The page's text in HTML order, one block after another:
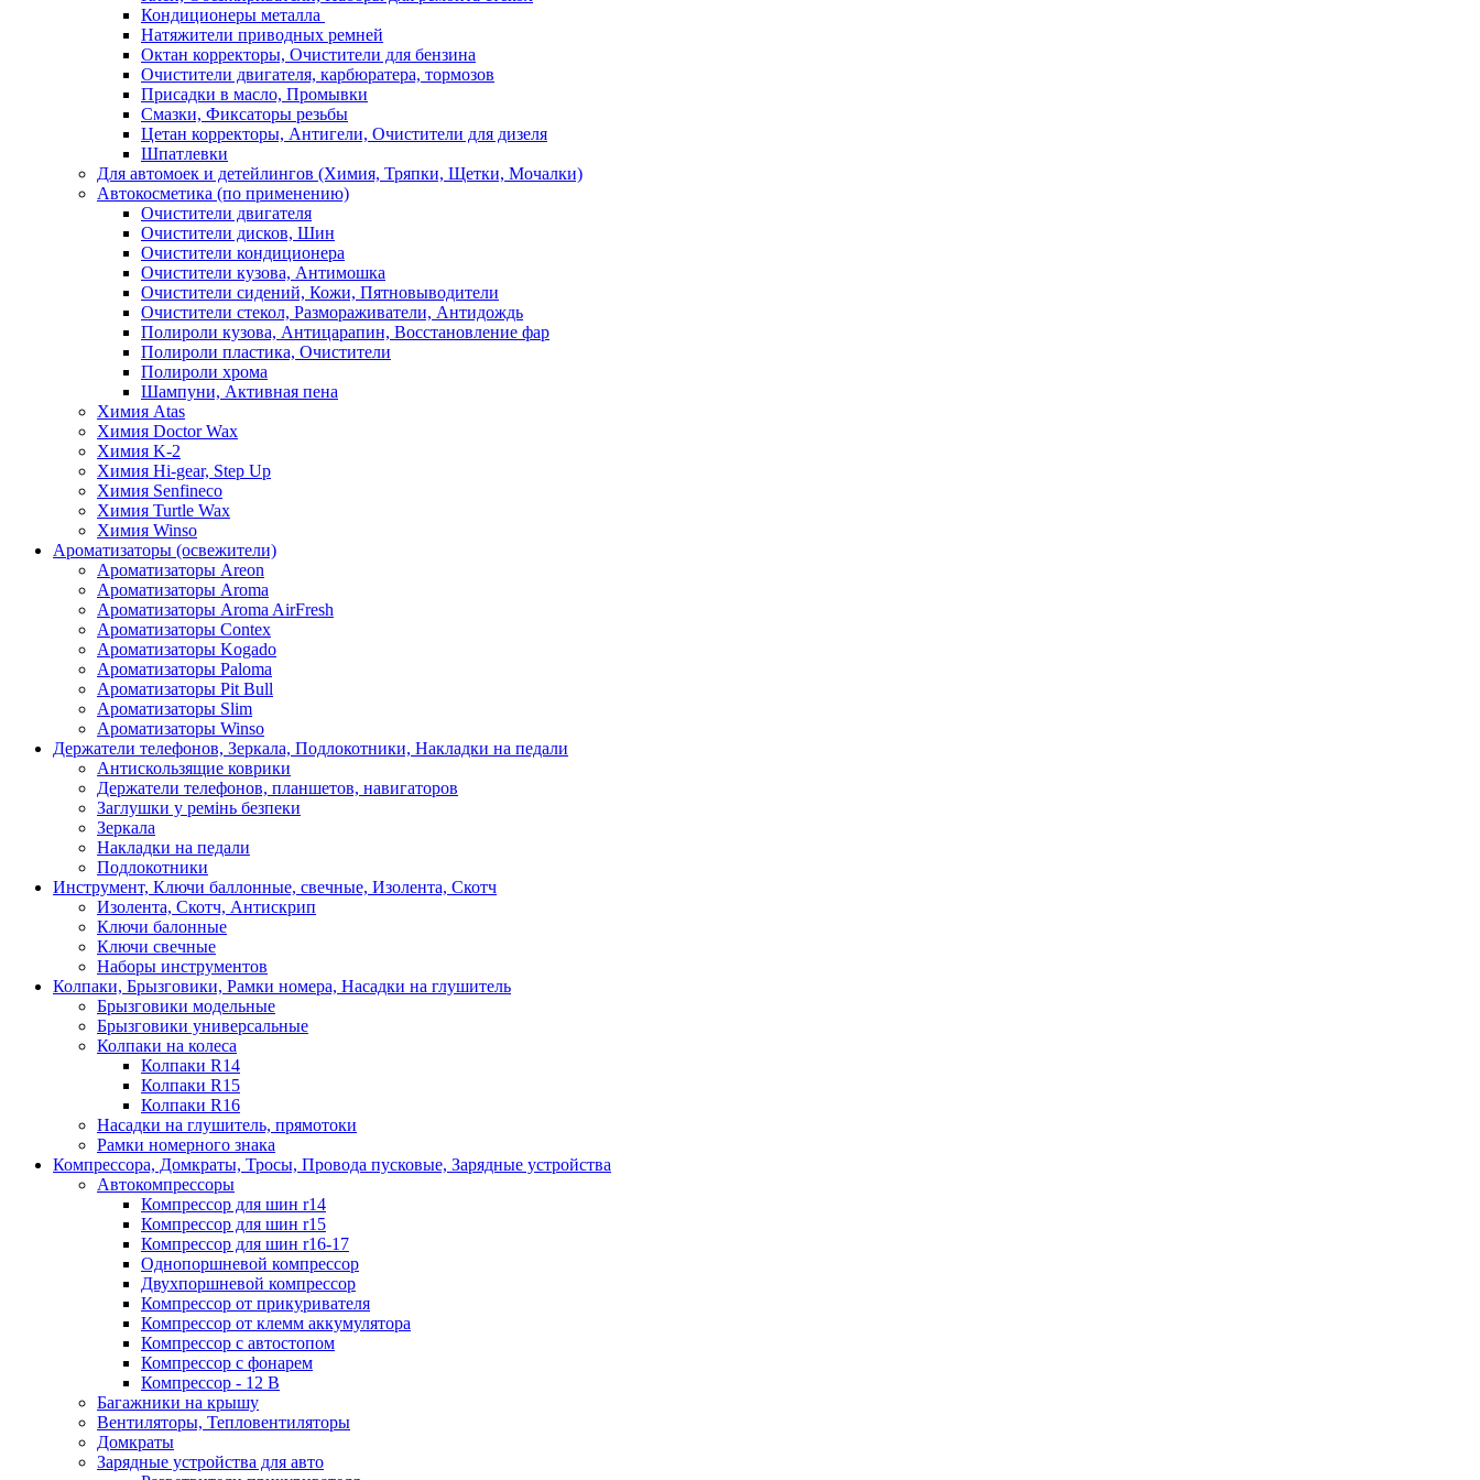
Кондиционеры металла
Натяжители приводных ремней
Октан корректоры, Очистители для бензина
Очистители двигателя, карбюратера, тормозов
Присадки в масло, Промывки
Смазки, Фиксаторы резьбы
Цетан корректоры, Антигели, Очистители для дизеля
Шпатлевки
Для автомоек и детейлингов (Химия, Тряпки, Щетки, Мочалки)
Автокосметика (по применению)
Очистители двигателя
Очистители дисков, Шин
Очистители кондиционера
Очистители кузова, Антимошка
Очистители сидений, Кожи, Пятновыводители
Очистители стекол, Размораживатели, Антидождь
Полироли кузова, Антицарапин, Восстановление фар
Полироли пластика, Очистители
Полироли хрома
Шампуни, Активная пена
Химия Atas
Химия Doctor Wax
Химия K-2
Химия Hi-gear, Step Up
Химия Senfineco
Химия Turtle Wax
Химия Winso
Ароматизаторы (освежители)
Ароматизаторы Areon
Ароматизаторы Aroma
Ароматизаторы Aroma AirFresh
Ароматизаторы Contex
Ароматизаторы Kogado
Ароматизаторы Paloma
Ароматизаторы Pit Bull
Ароматизаторы Slim
Ароматизаторы Winso
Держатели телефонов, Зеркала, Подлокотники, Накладки на педали
Антискользящие коврики
Держатели телефонов, планшетов, навигаторов
Заглушки у ремінь безпеки
Зеркала
Накладки на педали
Подлокотники
Инструмент, Ключи баллонные, свечные, Изолента, Скотч
Изолента, Скотч, Антискрип
Ключи балонные
Ключи свечные
Наборы инструментов
Колпаки, Брызговики, Рамки номера, Насадки на глушитель
Брызговики модельные
Брызговики универсальные
Колпаки на колеса
Колпаки R14
Колпаки R15
Колпаки R16
Насадки на глушитель, прямотоки
Рамки номерного знака
Компрессора, Домкраты, Тросы, Провода пусковые, Зарядные устройства
Автокомпрессоры
Компрессор для шин r14
Компрессор для шин r15
Компрессор для шин r16-17
Однопоршневой компрессор
Двухпоршневой компрессор
Компрессор от прикуривателя
Компрессор от клемм аккумулятора
Компрессор с автостопом
Компрессор с фонарем
Компрессор - 12 В
Багажники на крышу
Вентиляторы, Тепловентиляторы
Домкраты
Зарядные устройства для авто